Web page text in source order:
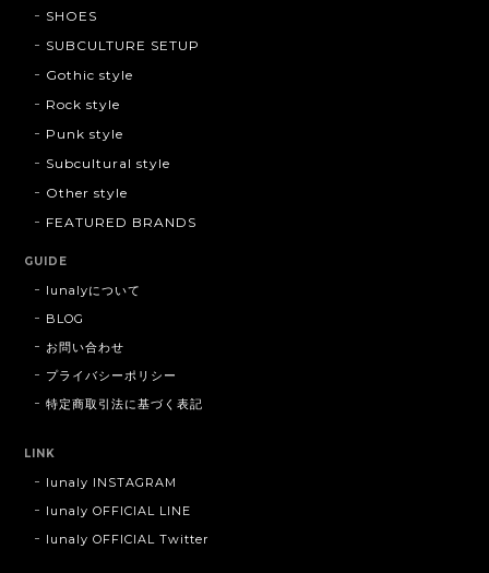
SHOES
SUBCULTURE SETUP
Gothic style
Rock style
Punk style
Subcultural style
Other style
FEATURED BRANDS
GUIDE
lunalyについて
BLOG
お問い合わせ
プライバシーポリシー
特定商取引法に基づく表記
LINK
lunaly INSTAGRAM
lunaly OFFICIAL LINE
lunaly OFFICIAL Twitter